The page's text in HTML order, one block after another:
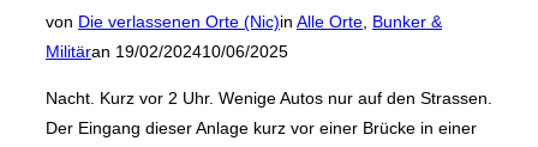
von Die verlassenen Orte (Nic)in Alle Orte Bunker &
Militäran Veröffentlicht
19/02/202410/06/2025
Nacht. Kurz vor 2 Uhr. Wenige Autos nur auf den Strassen.
Der Eingang dieser Anlage kurz vor einer Brücke in einer